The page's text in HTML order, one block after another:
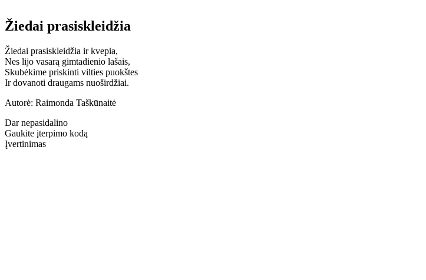
Žiedai prasiskleidžia
Žiedai prasiskleidžia ir kvepia,
Nes lijo vasarą gimtadienio lašais,
Skubėkime priskinti vilties puokštes
Ir dovanoti draugams nuoširdžiai.
Autorė: Raimonda Taškūnaitė
Dar nepasidalino
Gaukite įterpimo kodą
Įvertinimas